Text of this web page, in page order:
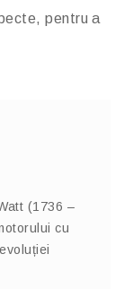
pentru a
(1736 –
cu